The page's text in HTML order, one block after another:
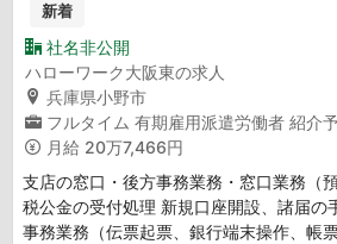
新着
社名非公開
ハローワーク大阪東の求人
兵庫県小野市
フルタイム 有期雇用派遣労働者 紹介
月給 20万7,466円
支店の窓口・後方事務業務・窓口業務（
税公金の受付処理 新規口座開設、諸届の
事務業務（伝票起票、銀行端末操作、帳